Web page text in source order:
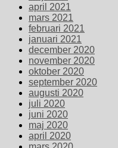
april 2021
mars 2021
februari 2021
januari 2021
december 2020
november 2020
oktober 2020
september 2020
augusti 2020
juli 2020
juni 2020
maj 2020
april 2020